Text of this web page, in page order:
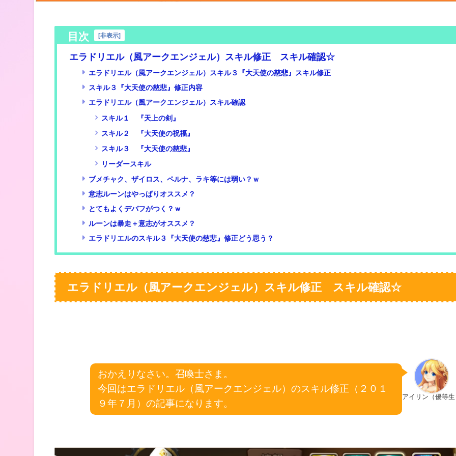
目次 [非表示]
エラドリエル（風アークエンジェル）スキル修正 スキル確認☆
エラドリエル（風アークエンジェル）スキル３『大天使の慈悲』スキル修正
スキル３『大天使の慈悲』修正内容
エラドリエル（風アークエンジェル）スキル確認
スキル１ 『天上の剣』
スキル２ 『大天使の祝福』
スキル３ 『大天使の慈悲』
リーダースキル
ブメチャク、ザイロス、ペルナ、ラキ等には弱い？ｗ
意志ルーンはやっぱりオススメ？
とてもよくデバフがつく？ｗ
ルーンは暴走＋意志がオススメ？
エラドリエルのスキル３『大天使の慈悲』修正どう思う？
エラドリエル（風アークエンジェル）スキル修正 スキル確認☆
アイリン（優等生
おかえりなさい。召喚士さま。
今回はエラドリエル（風アークエンジェル）のスキル修正（２０１
９年７月）の記事になります。